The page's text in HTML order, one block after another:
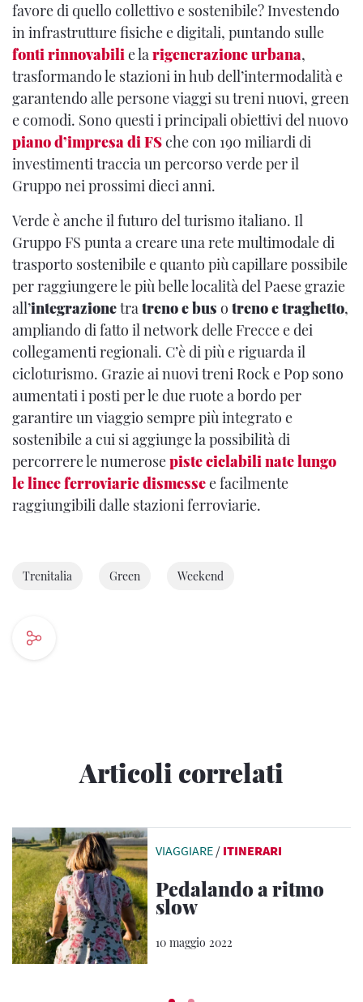
favore di quello collettivo e sostenibile? Investendo
in infrastrutture fisiche e digitali, puntando sulle
fonti rinnovabilie larigenerazione urbana,
trasformando le stazioni in hub dell’intermodalità e
garantendo alle persone viaggi su treni nuovi, green
e comodi. Sono questi i principali obiettivi del nuovo
piano d’impresa di FSche con 190 miliardi di
investimenti traccia un percorso verde per il
Gruppo nei prossimi dieci anni.
Verde è anche il futuro del turismo italiano. Il
Gruppo FS punta a creare una rete multimodale di
trasporto sostenibile e quanto più capillare possibile
per raggiungere le più belle località del Paese grazie
all’integrazionetratreno e bus o treno e traghetto,
ampliando di fatto il network delle Frecce e dei
collegamenti regionali. C’è di più e riguarda il
cicloturismo. Grazie ai nuovi treni Rock e Pop sono
aumentati i posti per le due ruote a bordo per
garantire un viaggio sempre più integrato e
sostenibile a cui si aggiunge la possibilità di
percorrere le numerosepiste ciclabili nate lungo
le linee ferroviarie dismessee facilmente
raggiungibili dalle stazioni ferroviarie.
Trenitalia Green Weekend
Articoli correlati
VIAGGIARE / ITINERARI
Pedalando a ritmo
slow
10 maggio 2022